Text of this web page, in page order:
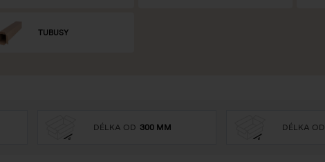
TUBUSY
DÉLKA OD 300 MM DÉLKA OD